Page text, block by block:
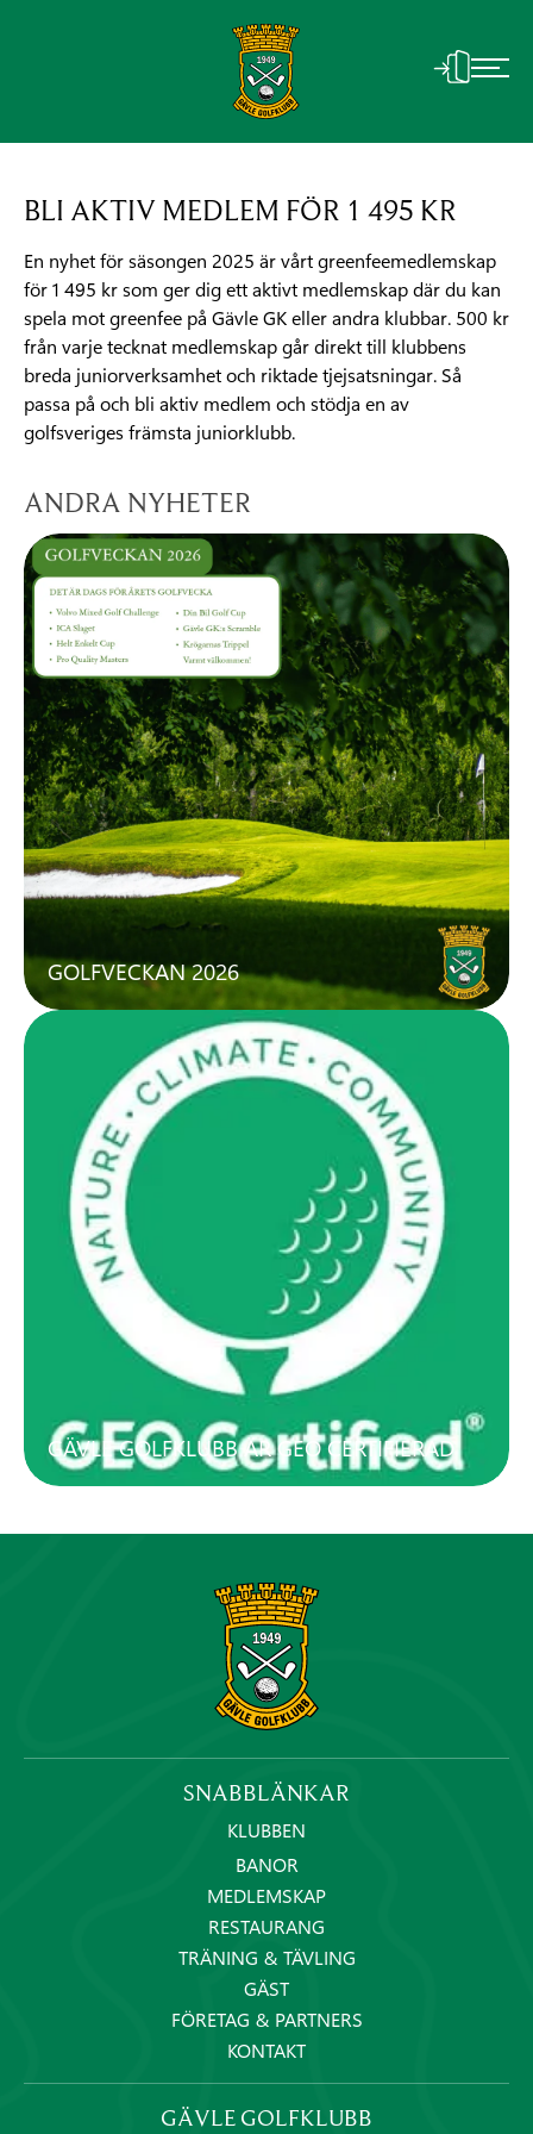
BLI AKTIV MEDLEM FÖR 1 495 KR
En nyhet för säsongen 2025 är vårt greenfeemedlemskap
för 1 495 kr som ger dig ett aktivt medlemskap där du kan
spela mot greenfee på Gävle GK eller andra klubbar. 500 kr
från varje tecknat medlemskap går direkt till klubbens
breda juniorverksamhet och riktade tjejsatsningar. Så
passa på och bli aktiv medlem och stödja en av
golfsveriges främsta juniorklubb.
ANDRA NYHETER
GOLFVECKAN 2026
GÄVLE GOLFKLUBB ÄR GEO CERTIFIERAD
SNABBLÄNKAR
KLUBBEN
BANOR
MEDLEMSKAP
RESTAURANG
TRÄNING & TÄVLING
GÄST
FÖRETAG & PARTNERS
KONTAKT
GÄVLE GOLFKLUBB